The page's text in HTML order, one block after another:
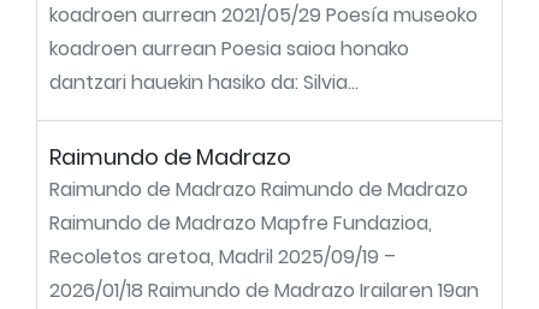
koadroen aurrean 2021/05/29 Poesía museoko
koadroen aurrean Poesia saioa honako
dantzari hauekin hasiko da: Silvia...
Raimundo de Madrazo
Raimundo de Madrazo Raimundo de Madrazo
Raimundo de Madrazo Mapfre Fundazioa,
Recoletos aretoa, Madril 2025/09/19 –
2026/01/18 Raimundo de Madrazo Irailaren 19an